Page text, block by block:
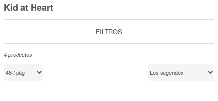
MIXED MEDIA
PAPELERÍA Y FIESTAS
REGALOS
PLANNERS
Kid at Heart
4 productos
FILTROS